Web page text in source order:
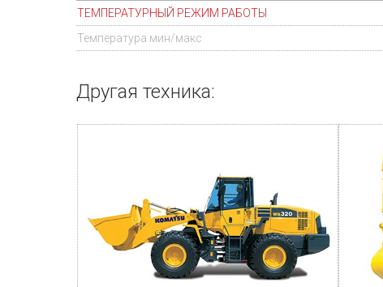
ТЕМПЕРАТУРНЫЙ РЕЖИМ РАБОТЫ
Температура мин/макс
Другая техника: